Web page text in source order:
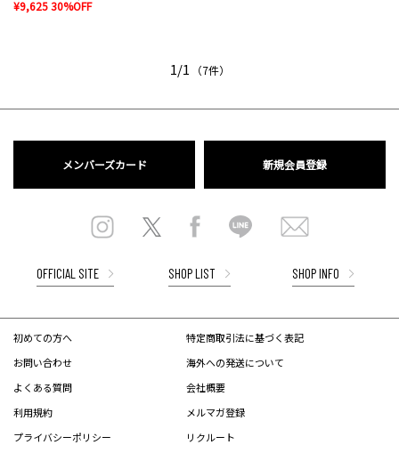
¥9,625 30%OFF
1/1 （7件）
メンバーズカード 新規会員登録
OFFICIAL SITE SHOP LIST SHOP INFO
初めての方へ
お問い合わせ
よくある質問
利用規約
プライバシーポリシー
特定商取引法に基づく表記
海外への発送について
会社概要
メルマガ登録
リクルート